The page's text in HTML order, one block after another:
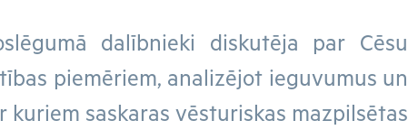
dalībnieki diskutēja par Cēsu
piemēriem, analizējot ieguvumus un
kuriem saskaras vēsturiskas mazpilsētas